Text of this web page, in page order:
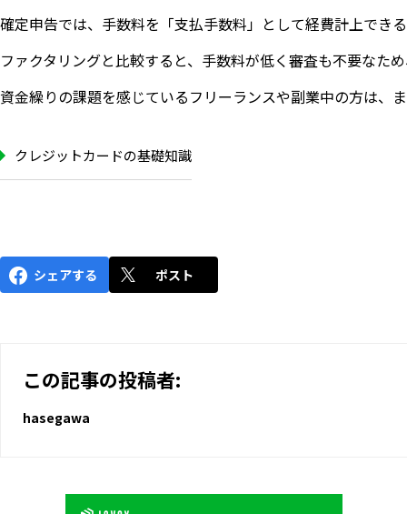
確定申告では、手数料を「支払手数料」として経費計上でき
ファクタリングと比較すると、手数料が低く審査も不要なた
資金繰りの課題を感じているフリーランスや副業中の方は、
クレジットカードの基礎知識
シェアする ポスト
この記事の投稿者:
hasegawa